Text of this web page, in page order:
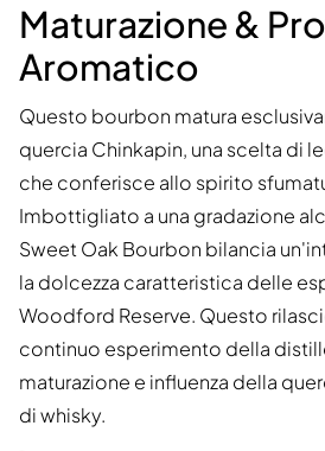
Maturazione &
Aromatico
Questo bourbon matura
quercia Chinkapin, una scelta di
che conferisce allo spirito
Imbottigliato a una gradazione
Sweet Oak Bourbon bilancia
la dolcezza caratteristica delle
Woodford Reserve. Questo
continuo esperimento della
maturazione e influenza della
di whisky.